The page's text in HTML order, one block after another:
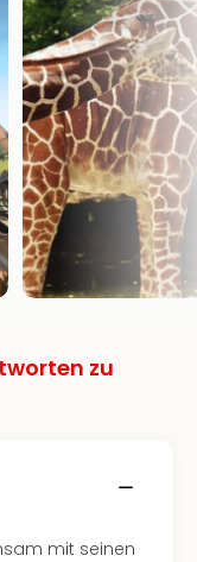
zu
mit seinen